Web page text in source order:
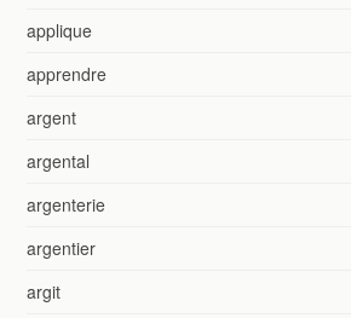
applique
apprendre
argent
argental
argenterie
argentier
argit